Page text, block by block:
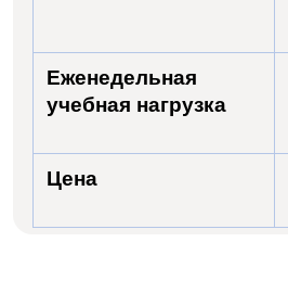
Еженедельная
учебная нагрузка
Цена